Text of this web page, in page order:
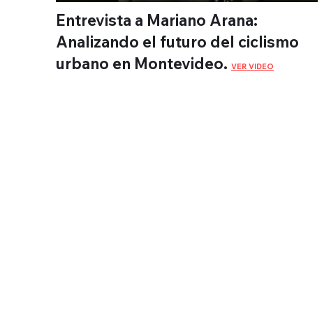
Entrevista a Mariano Arana:
Analizando el futuro del ciclismo
urbano en Montevideo. VER VIDEO